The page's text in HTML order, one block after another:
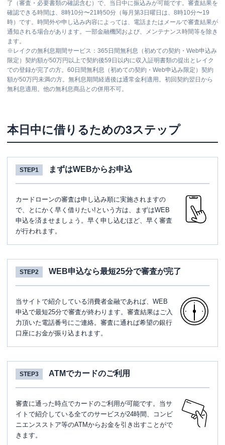
了（審査・必要書類の確認含む）で、当日中に振込みが可能です。審査結果を
確認できる時間は、8時10分〜21時50分（毎月第3日曜日は、8時10分〜19
時）です。時間外や申し込み内容によっては、電話またはメールで審査結果が
通知される場合があります。一部金融機関および、メンテナンス時間等を除き
ます。
※ レイクの無利息期間サービス：365日間無利息（初めての契約・Web申込み
限定）契約額が50万円以上で契約後59日以内に収入証明書類の提出とレイク
での登録が完了の方。60日間無利息（初めての契約・Web申込み限定）契約
額が50万円未満の方。無利息期間経過後は通常金利適用。初回契約翌日から
無利息適用。他の無利息商品との併用不可。
本日中に借りるための3ステップ
STEP1 まずはWEBからお申込
カードローンの審査は申し込み順に実施されますの
で、とにかく早く借りたい!という方は、まずはWEB
申込を済ませましょう。早く申し込むほど、早く審査
が行われます。
STEP2 WEB申込なら最短25分で審査が完了
当サイトで紹介している消費者金融であれば、WEB
申込で最短25分で審査が終わります。審査結果はご入
力頂いた電話番号にご連絡。審査に通れば希望の銀行
口座にお金が振り込まれます。
STEP3 ATMでカードのご利用
審査に通った時点でカードのご利用が可能です。当サ
イトで紹介している全てのサービスが24時間、コンビ
ニエンスストア等のATMからお金を引き出すことがで
きます。